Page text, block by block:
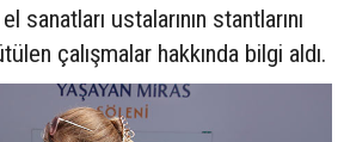
sanatları ustalarının stantlarını
çalışmalar hakkında bilgi aldı.